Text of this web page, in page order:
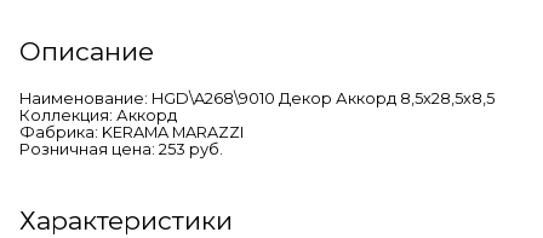
Описание
Наименование: HGD\A268\9010 Декор Аккорд 8,5х28,5х8,5
Коллекция: Аккорд
Фабрика: KERAMA MARAZZI
Розничная цена: 253 руб.
Характеристики